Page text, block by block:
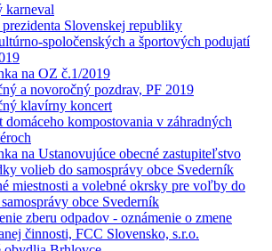
karneval
Slovenskej republiky
spoločenských a športových podujatí
na OZ č.1/2019
a novoročný pozdrav, PF 2019
klavírny koncert
domáceho kompostovania v záhradných
na Ustanovujúce obecné zastupiteľstvo
volieb do samosprávy obce Svederník
miestnosti a volebné okrsky pre voľby do
obce Svederník
zberu odpadov - oznámenie o zmene
činnosti, FCC Slovensko, s.r.o.